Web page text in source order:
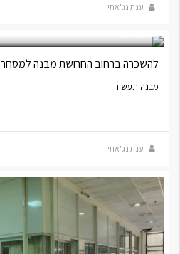
ענת נג'אתי
₪10,000
להשכרה ברחוב החרושת מבנה למסחר
מבנה תעשיה
ענת נג'אתי